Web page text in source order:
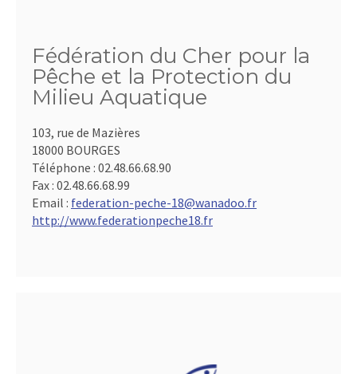
Fédération du Cher pour la
Pêche et la Protection du
Milieu Aquatique
103, rue de Mazières
18000 BOURGES
Téléphone : 02.48.66.68.90
Fax : 02.48.66.68.99
Email : federation-peche-18@wanadoo.fr
http://www.federationpeche18.fr